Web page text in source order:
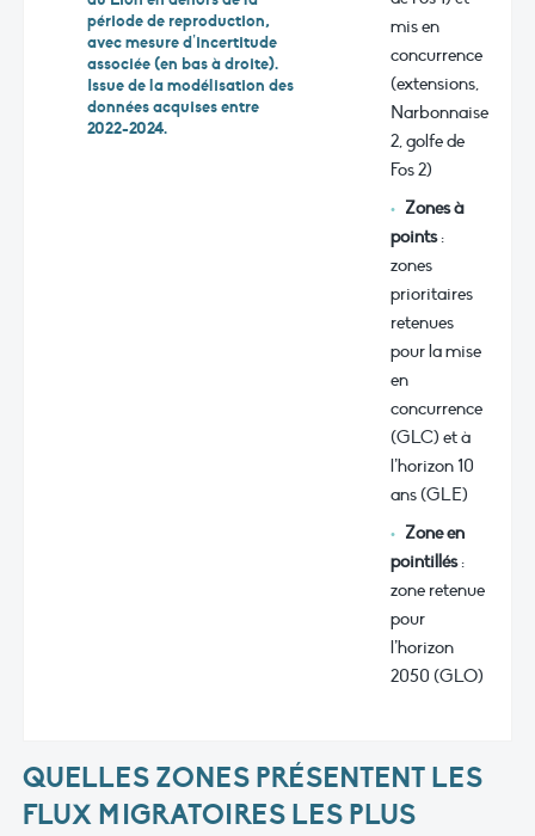
période de reproduction,
avec mesure d’incertitude
associée (en bas à droite).
Issue de la modélisation des
données acquises entre
2022-2024.
mis en
concurrence
(extensions,
Narbonnaise
2, golfe de
Fos 2)
Zones à
points:
zones
prioritaires
retenues
pour la mise
en
concurrence
(GLC) et à
l’horizon 10
ans (GLE)
Zone en
pointillés:
zone retenue
pour
l’horizon
2050 (GLO)
QUELLES ZONES PRÉSENTENT LES
FLUX MIGRATOIRES LES PLUS